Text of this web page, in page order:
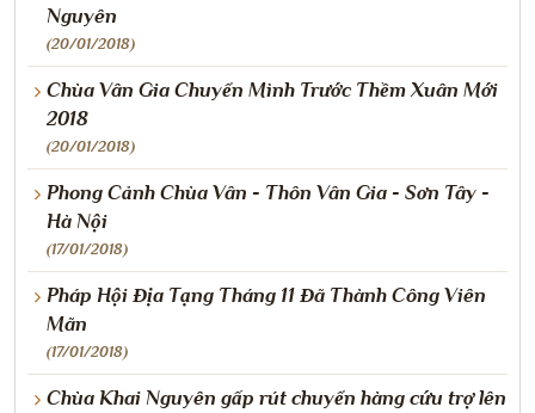
Nguyên
(20/01/2018)
Chùa Vân Gia Chuyển Mình Trước Thềm Xuân Mới
2018
(20/01/2018)
Phong Cảnh Chùa Vân - Thôn Vân Gia - Sơn Tây -
Hà Nội
(17/01/2018)
Pháp Hội Địa Tạng Tháng 11 Đã Thành Công Viên
Mãn
(17/01/2018)
Chùa Khai Nguyên gấp rút chuyển hàng cứu trợ lên